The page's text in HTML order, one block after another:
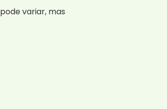
pode variar, mas